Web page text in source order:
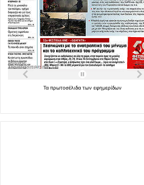
Τα πρωτοσέλιδα των εφημερίδων